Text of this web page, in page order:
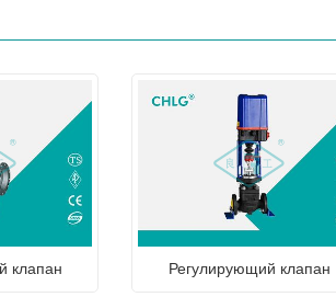
клапан Регулирующий клапан